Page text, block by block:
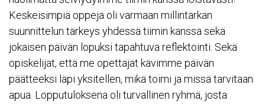
Keskeisimpiä oppeja oli varmaan millintarkan
suunnittelun tärkeys yhdessä tiimin kanssa sekä
jokaisen päivän lopuksi tapahtuva reflektointi. Sekä
opiskelijat, että me opettajat kävimme päivän
päätteeksi läpi yksitellen, mikä toimi ja missä tarvitaan
apua. Lopputuloksena oli turvallinen ryhmä, josta